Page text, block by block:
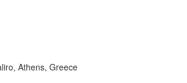
Athens, Greece